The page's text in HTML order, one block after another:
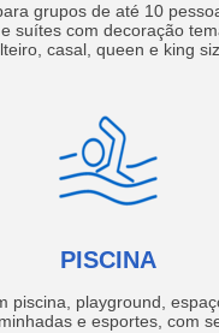
grupos de até 10
suítes com decoração
casal, queen e king
PISCINA
piscina, playground,
e esportes, com